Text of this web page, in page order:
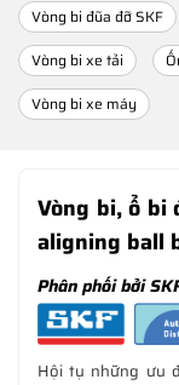
Vòng bi đũa đỡ SKF
Vòng bi xe tải
Vòng bi xe máy
Vòng bi, ổ bi
aligning ball
Phân phối bởi
Hội tụ những ưu